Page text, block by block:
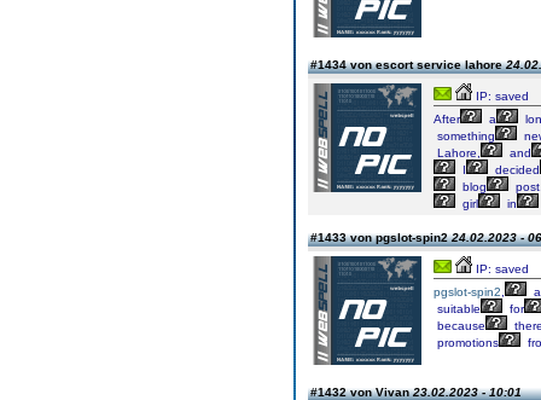
#1434 von escort service lahore
IP: saved
After
a
something
Lahore,
and
I
decided
blog
girl
in
#1433 von pgslot-spin224.02.2023 -
IP: saved
pgslot-spin2
a
suitable
for
because
promotions
#1432 von Vivan23.02.2023 - 10:01